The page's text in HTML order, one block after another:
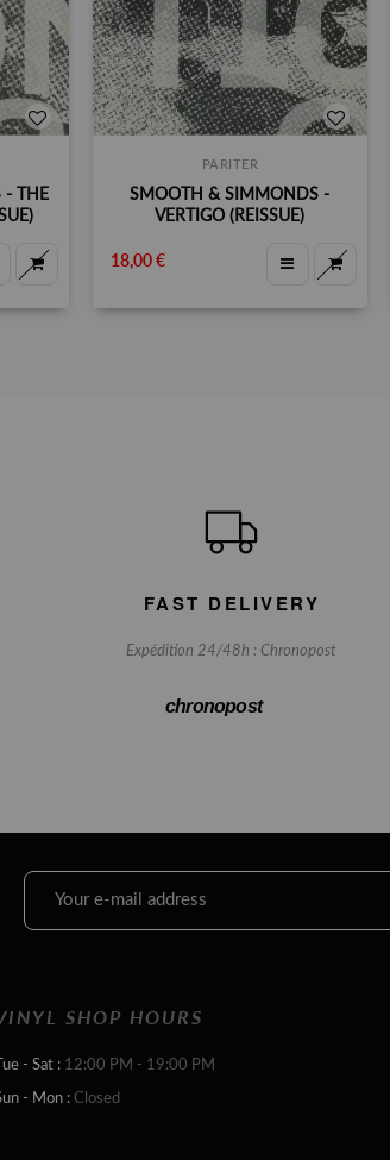
- THE
PARITER
SMOOTH & SIMMONDS -
VERTIGO (REISSUE)
18,00 €
FAST DELIVERY
Expédition 24/48h : Chronopost
chronopost
SHOP HOURS
Tue - Sat : 12:00 PM - 19:00 PM
- Mon : Closed